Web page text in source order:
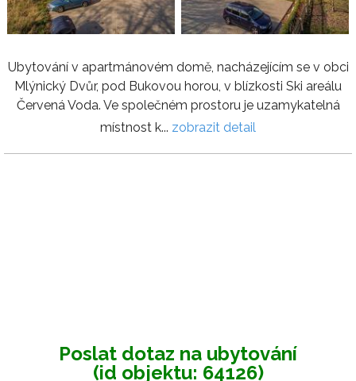
Ubytování v apartmánovém domě, nacházejícím se v obci
Mlýnický Dvůr, pod Bukovou horou, v blízkosti Ski areálu
Červená Voda. Ve společném prostoru je uzamykatelná
místnost k... zobrazit detail
Poslat dotaz na ubytování
(id objektu: 64126)